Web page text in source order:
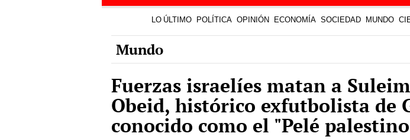
LO ÚLTIMO POLÍTICA OPINIÓN ECONOMÍA SOCIEDAD MUNDO
Mundo
Fuerzas israelíes matan a
Obeid, histórico exfutbolista de
conocido como el "Pelé